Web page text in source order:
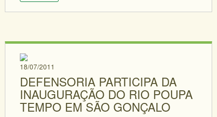
18/07/2011
DEFENSORIA PARTICIPA DA
INAUGURAÇÃO DO RIO POUPA
TEMPO EM SÃO GONÇALO